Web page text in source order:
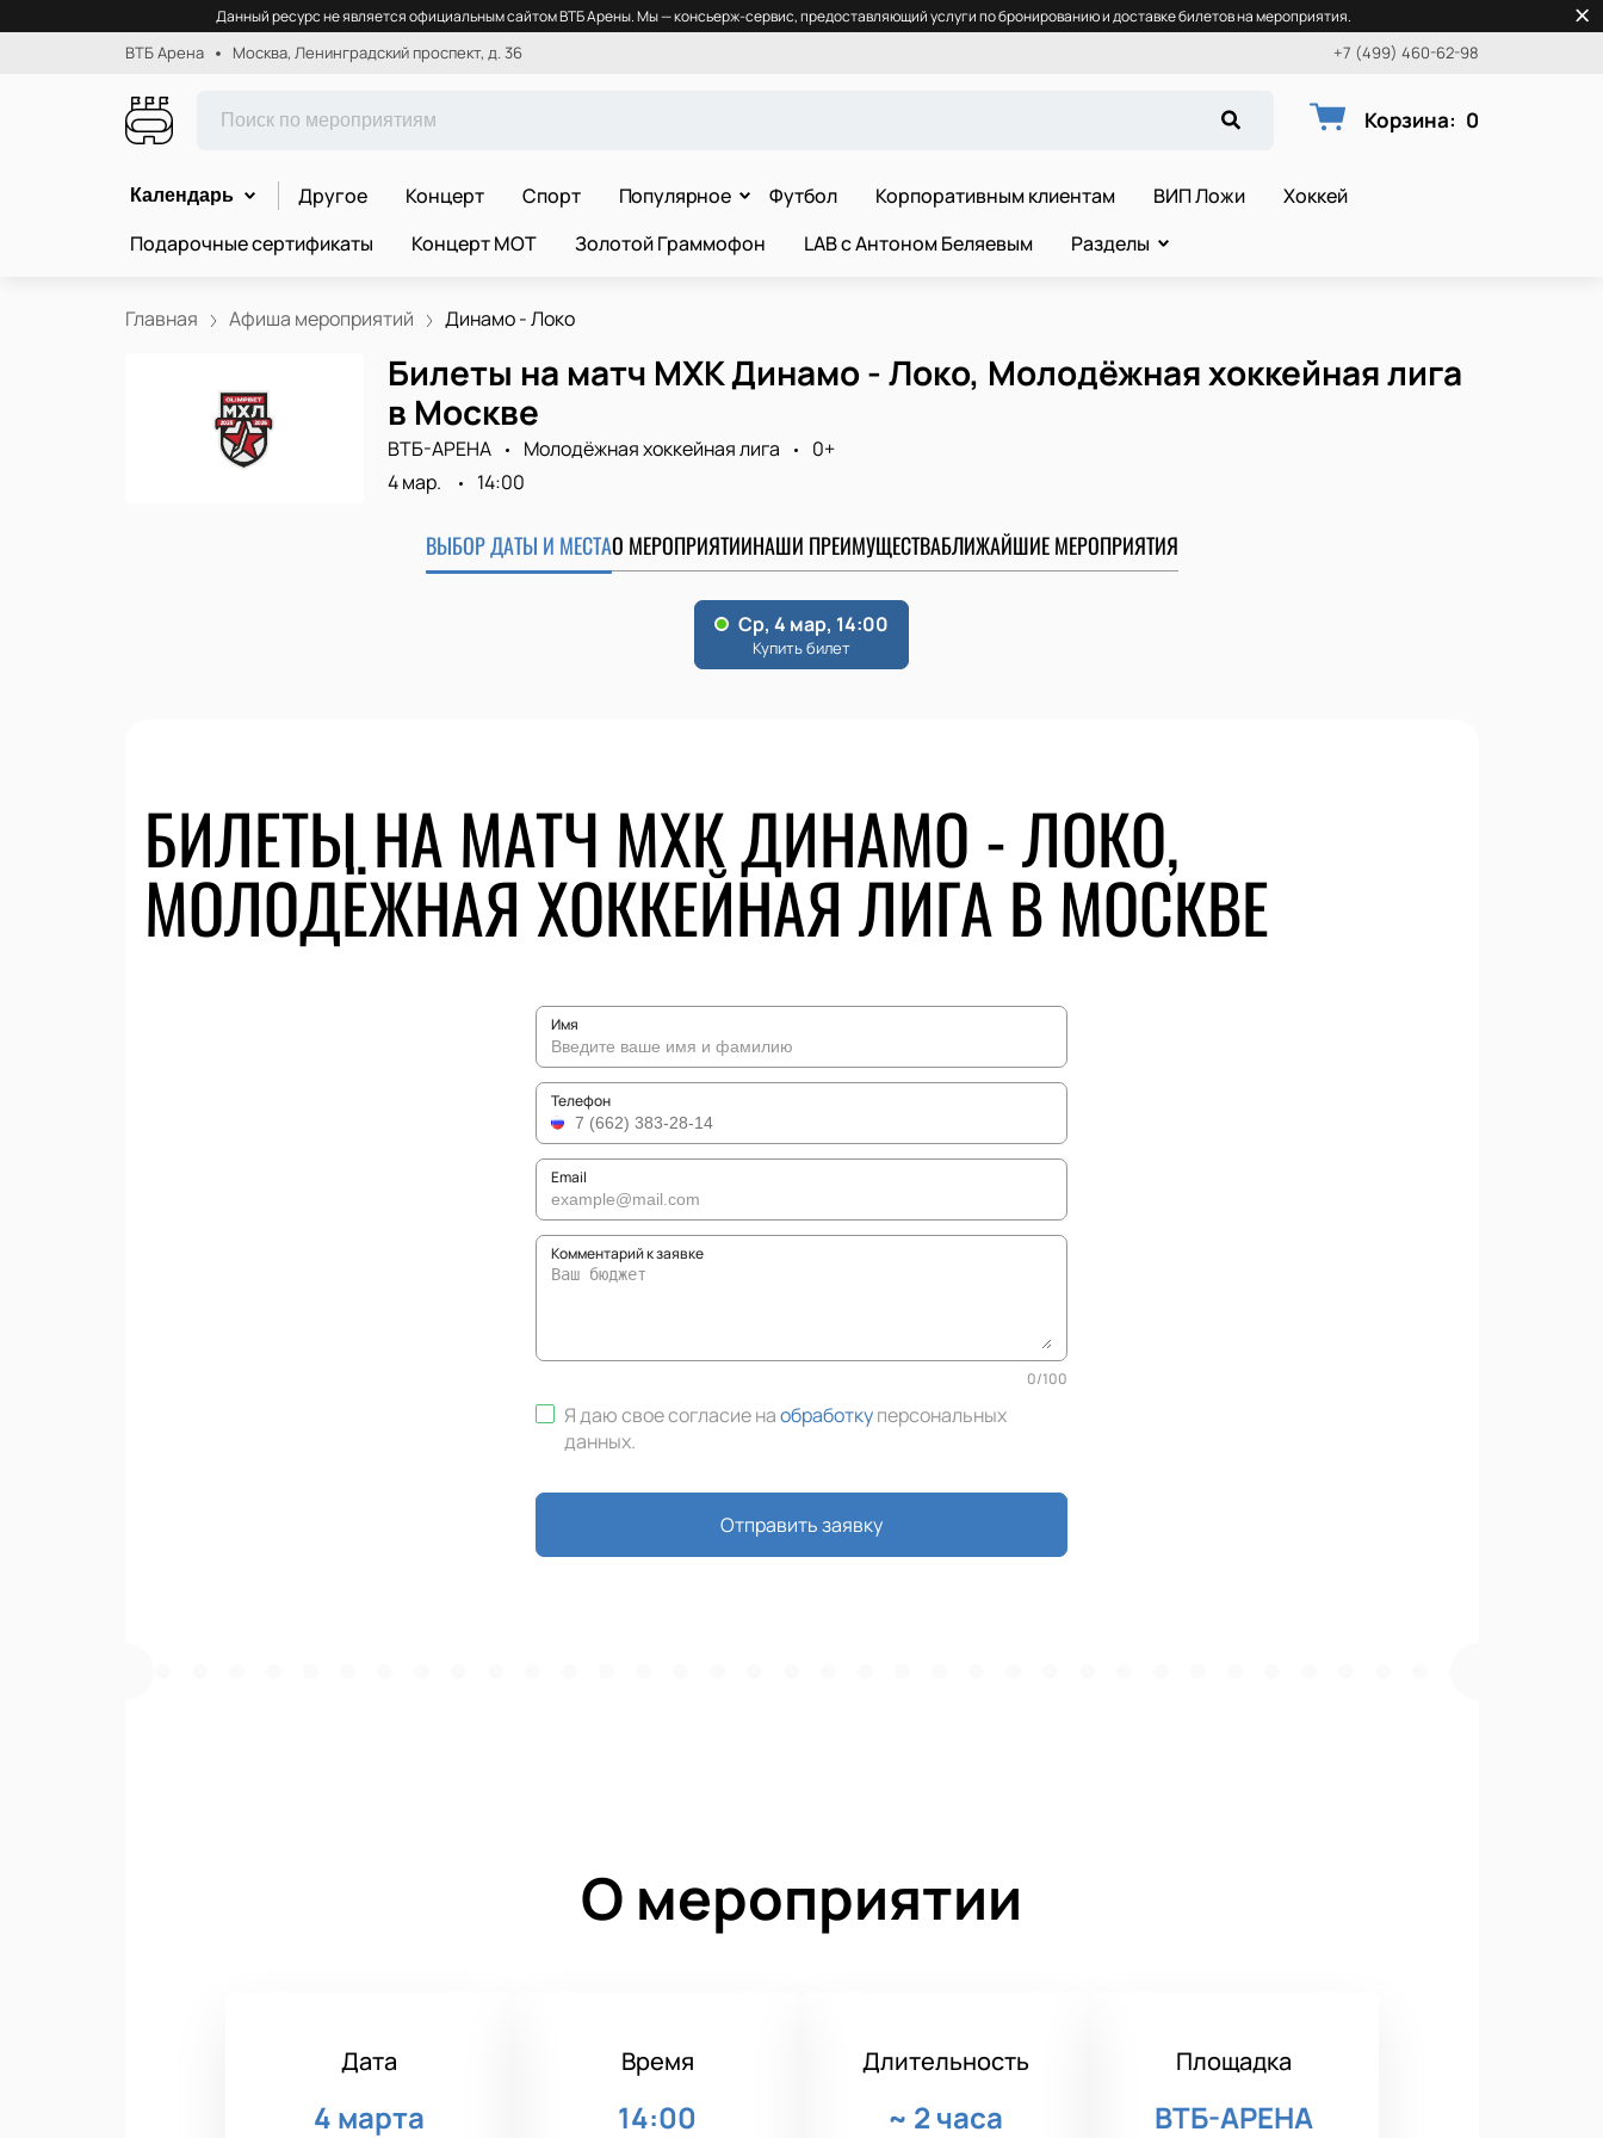
Данный ресурс не является официальным сайтом ВТБ Арены. Мы — консьерж-сервис, предоставляющий услуги по бронированию и доставке билетов на мероприятия.
ВТБ Арена Москва, Ленинградский проспект, д. 36 +7 (499) 460-62-98
Корзина: 0
Календарь Другое Концерт Спорт Популярное Футбол Корпоративным клиентам ВИП Ложи
Хоккей
Подарочные сертификаты
Концерт МОТ Золотой Граммофон LAB с Антоном Беляевым Разделы
Главная Афиша мероприятий Динамо - Локо
Билеты на матч МХК Динамо - Локо, Молодёжная хоккейная лига
в Москве
ВТБ-АРЕНА Молодёжная хоккейная лига
0+
4 мар.
14:00
ВЫБОР ДАТЫ И МЕСТАО МЕРОПРИЯТИИНАШИ ПРЕИМУЩЕСТВАБЛИЖАЙШИЕ МЕРОПРИЯТИЯ
БИЛЕТЫ НА МАТЧ МХК ДИНАМО - ЛОКО,
МОЛОДЁЖНАЯ ХОККЕЙНАЯ ЛИГА В МОСКВЕ
Имя
Телефон
Email
Комментарий к заявке
0/100
Я даю свое согласие наобработкуперсональных
данных.
Отправить заявку
О мероприятии
Дата
4 марта
Время
14:00
Длительность
~ 2 часа
Площадка
ВТБ-АРЕНА